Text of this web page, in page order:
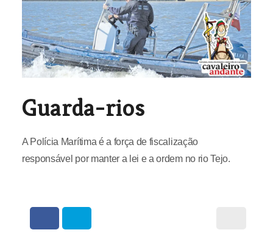
Guarda-rios
A Polícia Marítima é a força de fiscalização
responsável por manter a lei e a ordem no rio Tejo.